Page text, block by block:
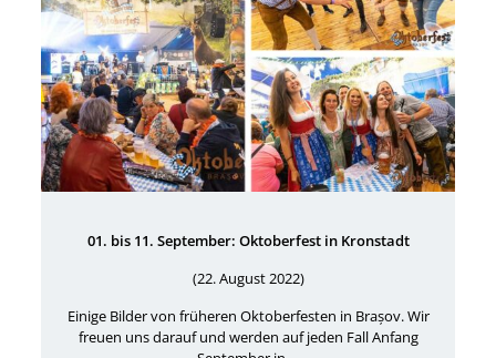
01. bis 11. September: Oktoberfest in Kronstadt
(22. August 2022)
Einige Bilder von früheren Oktoberfesten in Brașov. Wir
freuen uns darauf und werden auf jeden Fall Anfang